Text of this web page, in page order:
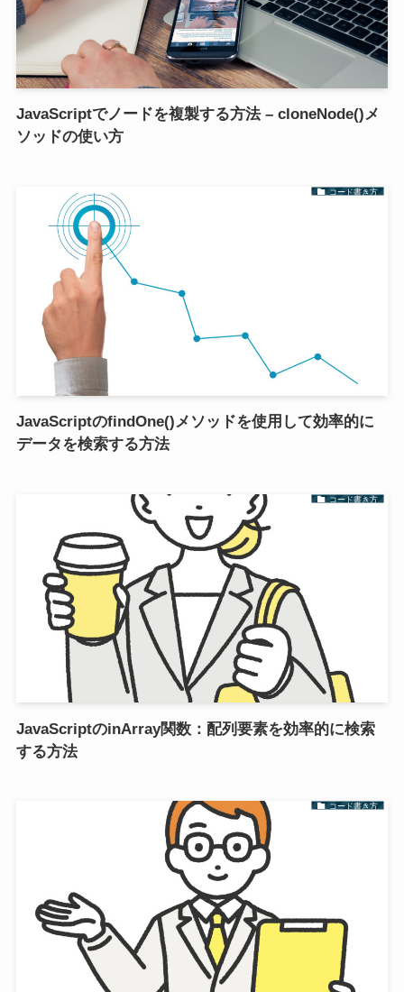
JavaScriptでノードを複製する方法 – cloneNode()メ
ソッドの使い方
コード書き方
JavaScriptのfindOne()メソッドを使用して効率的に
データを検索する方法
コード書き方
JavaScriptのinArray関数：配列要素を効率的に検索
する方法
コード書き方